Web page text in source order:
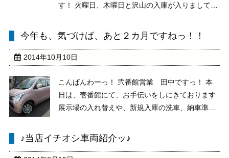
す！ 火曜日、木曜日と沢山の入庫が入りまして、
大量の１０台！ ドバっと入ってきております 詳
しくは。。。。。 ホームページへ・・・・・・笑
...
今年も、気づけば、あと２カ月ですねっ！！
2014年10月10日
こんばんわーっ！ 弐番館営業 田中ですっ！ 本
日は、壱番館にて、お手伝いをしにきております
展示場の入れ替えや、新規入庫の洗車、納車準備
っ！！ さてさて・・・・・！ ここで、新規入庫
♪当店イチオシ車両紹介ッ♪